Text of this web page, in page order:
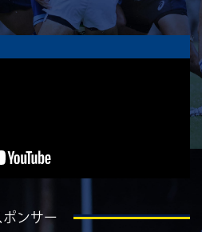
ポンサー